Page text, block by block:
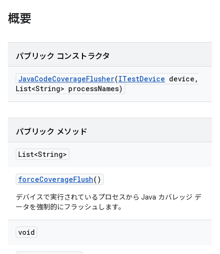
概要
パブリック コンストラクタ
JavaCodeCoverageFlusher(ITestDevice device ,
List<String> processNames)
パブリック メソッド
List<String>
forceCoverageFlush()
デバイスで実行されているプロセスから Java カバレッジ デ
ータを強制的にフラッシュします。
void